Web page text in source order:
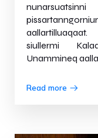
siullermi
Unammineq
Read more